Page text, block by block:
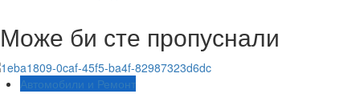
Може би сте пропуснали
Автомобили и Ремонт